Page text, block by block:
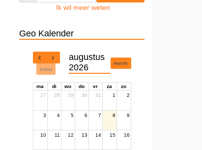
Ik wil meer weten
Geo Kalender
today
augustus
2026
month
ma di wo do vr za
zo
27
28 29 30 31 1 2
3 4 5 6 7 8 9
10 11 12 13 14 15 16